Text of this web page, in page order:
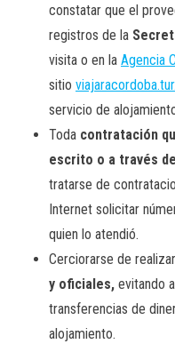
constatar que el
registros de la
visita o en la Agencia
sitio
servicio de
Toda contratación
escrito o a través
tratarse de
Internet solicitar
quien lo atendió.
Cerciorarse de realizar
y oficiales, evitando
transferencias de
alojamiento.